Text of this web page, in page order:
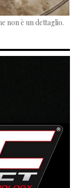
non è un dettaglio.